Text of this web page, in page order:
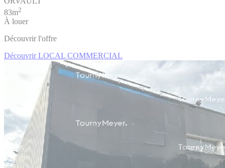
83m2
À louer
Découvrir l'offre
Découvrir LOCAL COMMERCIAL